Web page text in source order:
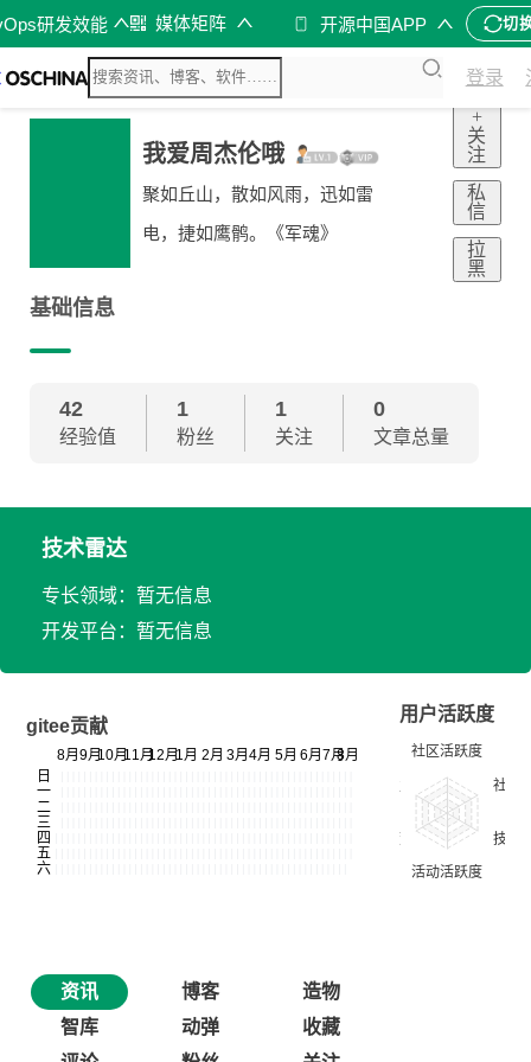
研发效能 媒体矩阵 开源中国APP 切
登录
我爱周杰伦哦
聚如丘山，散如风雨，迅如雷
电，捷如鹰鹘。《军魂》
+
关
注
私
信
拉
黑
基础信息
42
经验值
1
粉丝
1
关注
0
文章总量
技术雷达
专长领域：暂无信息
开发平台：暂无信息
gitee贡献
用户活跃度
资讯 博客
造物
智库
动弹
收藏